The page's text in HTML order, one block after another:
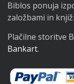
Biblos ponuja
založbami in
Plačilne storitve
Bankart.